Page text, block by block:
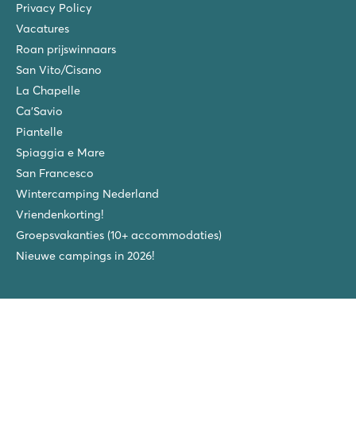
Privacy Policy
Vacatures
Roan prijswinnaars
San Vito/Cisano
La Chapelle
Ca'Savio
Piantelle
Spiaggia e Mare
San Francesco
Wintercamping Nederland
Vriendenkorting!
Groepsvakanties (10+ accommodaties)
Nieuwe campings in 2026!